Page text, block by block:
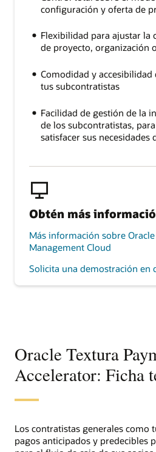
configuración y oferta de
Flexibilidad para ajustar la
de proyecto, organización
Comodidad y
tus subcontratistas
Facilidad de gestión de la
de los subcontratistas,
satisfacer sus necesidades
Obtén más
Más información sobre
Management Cloud
Solicita una demostración en
Oracle Textura
Accelerator: Ficha
Los contratistas generales como
pagos anticipados y predecibles